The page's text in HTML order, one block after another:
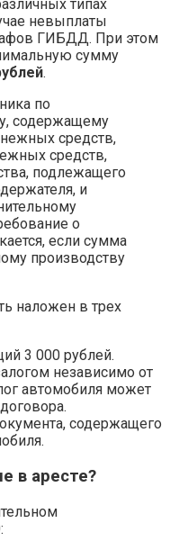
типах
невыплаты
ГИБДД. При этом
сумму
.
по
содержащему
средств,
средств,
подлежащего
и
о
если сумма
производству
наложен в трех
3 000 рублей.
независимо от
автомобиля может
содержащего
в аресте?